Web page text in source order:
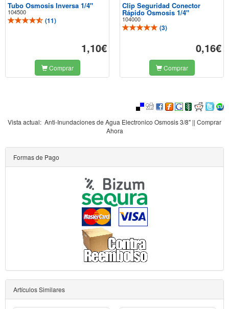
Tubo Osmosis Inversa 1/4"
104500
(11)
1,10€
Comprar
Clip Seguridad Conector
Rápido Osmosis 1/4"
104000
(3)
0,16€
Comprar
Vista actual: Anti-Inundaciones de Agua Electronico Osmosis 3/8" || Comprar
Ahora
Formas de Pago
Artículos Similares